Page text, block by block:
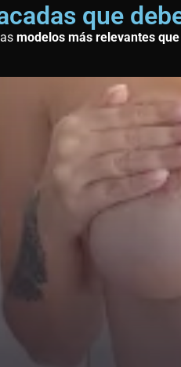
que
modelos más relevantes